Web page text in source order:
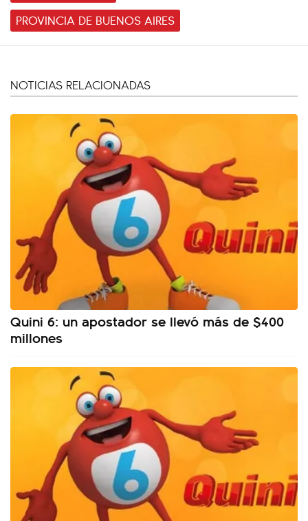
PROVINCIA DE BUENOS AIRES
NOTICIAS RELACIONADAS
Quini 6: un apostador se llevó más de $400
millones